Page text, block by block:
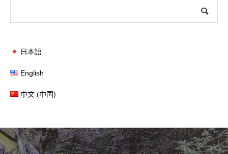
日本語
English
中文 (中国)